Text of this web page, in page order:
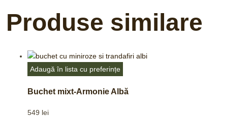
Produse similare
Adaugă în lista cu preferințe
Buchet mixt-Armonie Albă
549 lei